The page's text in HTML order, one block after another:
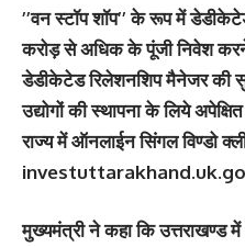
’’वन स्टॉप शॉप’’ के रूप में
करोड़ से अधिक के पूंजी निवेश
डेडीकेटेड रिलेशनशिप मैनेजर की
उद्योगों की स्थापना के लिये
राज्य में ऑनलाईन सिंगल विण्डो
मुख्यमंत्री ने कहा कि उत्तराखण्ड